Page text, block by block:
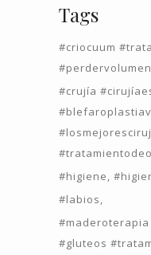
Tags
#criocuum
#perdervolumen
#crujía
#higiene
#labios
#gluteos